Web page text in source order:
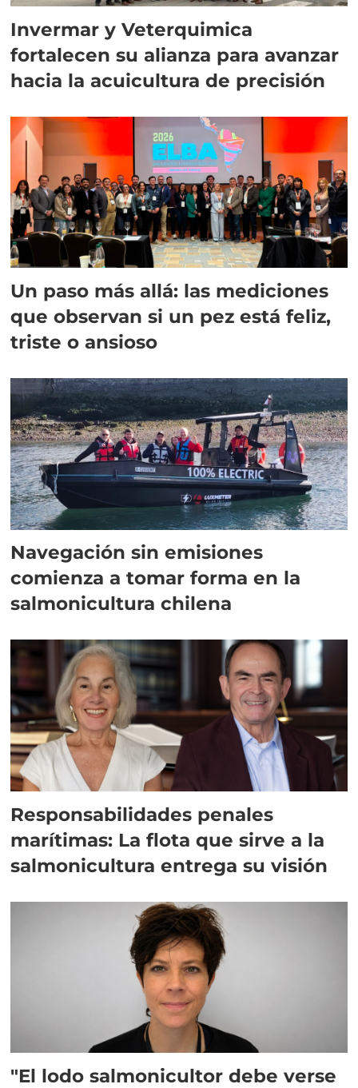
Invermar y Veterquimica
fortalecen su alianza para avanzar
hacia la acuicultura de precisión
Un paso más allá: las mediciones
que observan si un pez está feliz,
triste o ansioso
Navegación sin emisiones
comienza a tomar forma en la
salmonicultura chilena
Responsabilidades penales
marítimas: La flota que sirve a la
salmonicultura entrega su visión
"El lodo salmonicultor debe verse